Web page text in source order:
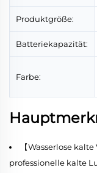
Produktgröße:
Batteriekapazität:
Farbe:
【Wasserlose
professionelle kalte